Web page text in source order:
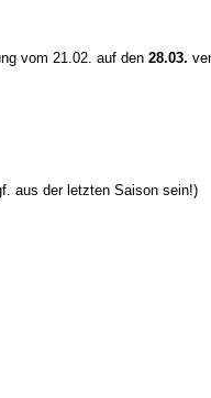
vom 21.02. auf den 28.03.
aus der letzten Saison sein!)